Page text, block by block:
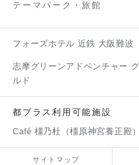
テーマパーク・旅館
フォーズホテル 近鉄 大阪難波
志摩グリーンアドベンチャー
ルド
都プラス利用可能施設
Café 橿乃杜（橿原神宮養正殿）
サイトマップ